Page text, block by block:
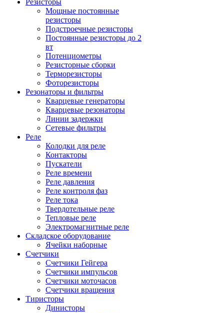
Резисторы
Мощные постоянные
резисторы
Подстроечные резисторы
Постоянные резисторы до 2
вт
Потенциометры
Резисторные сборки
Терморезисторы
Фоторезисторы
Резонаторы и фильтры
Кварцевые генераторы
Кварцевые резонаторы
Линии задержки
Сетевые фильтры
Реле
Колодки для реле
Контакторы
Пускатели
Реле времени
Реле давления
Реле контроля фаз
Реле тока
Твердотельные реле
Тепловые реле
Электромагнитные реле
Складское оборудование
Ячейки наборные
Счетчики
Счетчики Гейгера
Счетчики импульсов
Счетчики моточасов
Счетчики вращения
Тиристоры
Динисторы